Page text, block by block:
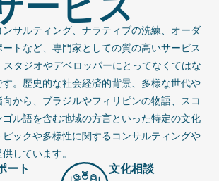
サルティング、ナラティブの洗練、オーダ
トなど、専門家としての質の高いサービス
タジオやデベロッパーにとってなくてはな
。歴史的な社会経済的背景、多様な世代や
から、ブラジルやフィリピンの物語、スコ
ル語を含む地域の方言といった特定の文化
ックや多様性に関するコンサルティングや
しています。
ート 文化相談